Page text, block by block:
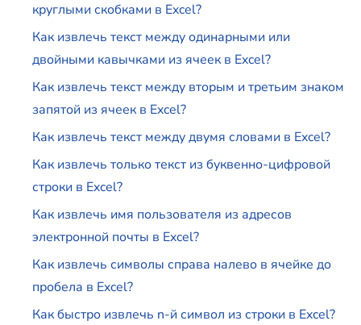
круглыми скобками в Excel?
Как извлечь текст между одинарными или
двойными кавычками из ячеек в Excel?
Как извлечь текст между вторым и третьим знаком
запятой из ячеек в Excel?
Как извлечь текст между двумя словами в Excel?
Как извлечь только текст из буквенно-цифровой
строки в Excel?
Как извлечь имя пользователя из адресов
электронной почты в Excel?
Как извлечь символы справа налево в ячейке до
пробела в Excel?
Как быстро извлечь n-й символ из строки в Excel?